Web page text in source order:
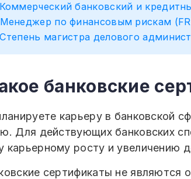
банковский и
по финансовым рискам
магистра делового
банковские
карьеру в банковской
Для действующих банковских
карьерному росту и увеличению
сертификаты не являются